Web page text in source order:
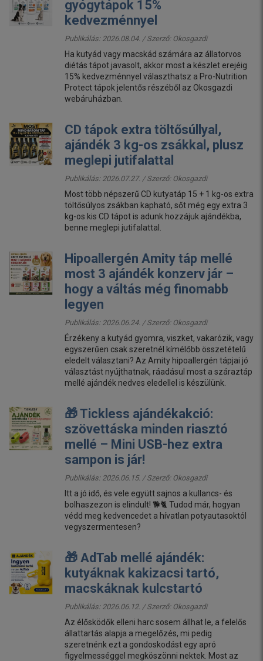
gyógytápok 15%
kedvezménnyel
Publikálás: 2026.08.04. / Szerző: Okosgazdi
Ha kutyád vagy macskád számára az állatorvos
diétás tápot javasolt, akkor most a készlet erejéig
15% kedvezménnyel választhatsz a Pro-Nutrition
Protect tápok jelentős részéből az Okosgazdi
webáruházban.
CD tápok extra töltősúllyal,
ajándék 3 kg-os zsákkal, plusz
meglepi jutifalattal
Publikálás: 2026.07.27. / Szerző: Okosgazdi
Most több népszerű CD kutyatáp 15 + 1 kg-os extra
töltősúlyos zsákban kapható, sőt még egy extra 3
kg-os kis CD tápot is adunk hozzájuk ajándékba,
benne meglepi jutifalattal.
Hipoallergén Amity táp mellé
most 3 ajándék konzerv jár –
hogy a váltás még finomabb
legyen
Publikálás: 2026.06.24. / Szerző: Okosgazdi
Érzékeny a kutyád gyomra, viszket, vakarózik, vagy
egyszerűen csak szeretnél kímélőbb összetételű
eledelt választani? Az Amity hipoallergén tápjai jó
választást nyújthatnak, ráadásul most a száraztáp
mellé ajándék nedves eledellel is készülünk.
🎁 Tickless ajándékakció:
szövettáska minden riasztó
mellé – Mini USB-hez extra
sampon is jár!
Publikálás: 2026.06.15. / Szerző: Okosgazdi
Itt a jó idő, és vele együtt sajnos a kullancs- és
bolhaszezon is elindult! 🐕🐈 Tudod már, hogyan
védd meg kedvencedet a hívatlan potyautasoktól
vegyszermentesen?
🎁 AdTab mellé ajándék:
kutyáknak kakizacsi tartó,
macskáknak kulcstartó
Publikálás: 2026.06.12. / Szerző: Okosgazdi
Az élősködők elleni harc sosem állhat le, a felelős
állattartás alapja a megelőzés, mi pedig
szeretnénk ezt a gondoskodást egy apró
figyelmességgel megköszönni nektek. Most az